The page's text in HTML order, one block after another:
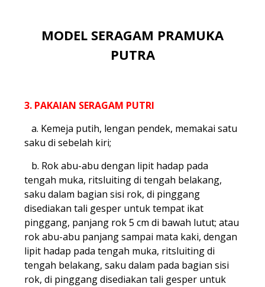
MODEL SERAGAM PRAMUKA
PUTRA
3. PAKAIAN SERAGAM PUTRI
a. Kemeja putih, lengan pendek, memakai satu
saku di sebelah kiri;
b. Rok abu-abu dengan lipit hadap pada
tengah muka, ritsluiting di tengah belakang,
saku dalam bagian sisi rok, di pinggang
disediakan tali gesper untuk tempat ikat
pinggang, panjang rok 5 cm di bawah lutut; atau
rok abu-abu panjang sampai mata kaki, dengan
lipit hadap pada tengah muka, ritsluiting di
tengah belakang, saku dalam pada bagian sisi
rok, di pinggang disediakan tali gesper untuk